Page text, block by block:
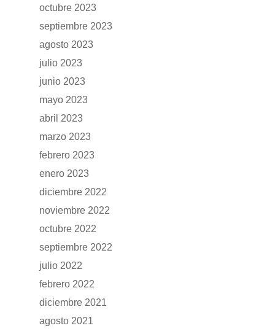
octubre 2023
septiembre 2023
agosto 2023
julio 2023
junio 2023
mayo 2023
abril 2023
marzo 2023
febrero 2023
enero 2023
diciembre 2022
noviembre 2022
octubre 2022
septiembre 2022
julio 2022
febrero 2022
diciembre 2021
agosto 2021